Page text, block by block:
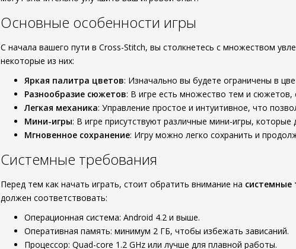
Основные особенности игры
С начала вашего пути в Cross-Stitch, вы столкнетесь с множеством
некоторые из них:
Яркая палитра цветов: Изначально вы будете ограничены в
Разнообразие сюжетов: В игре есть множество тем и
Легкая механика: Управление простое и интуитивное, что
Мини-игры: В игре присутствуют различные мини-игры,
Мгновенное сохранение: Игру можно легко сохранить и
Системные требования
Перед тем как начать играть, стоит обратить внимание на системные
должен соответствовать:
Операционная система: Android 4.2 и выше.
Оперативная память: минимум 2 ГБ, чтобы избежать зависаний.
Процессор: Quad-core 1.2 GHz или лучше для плавной работы.